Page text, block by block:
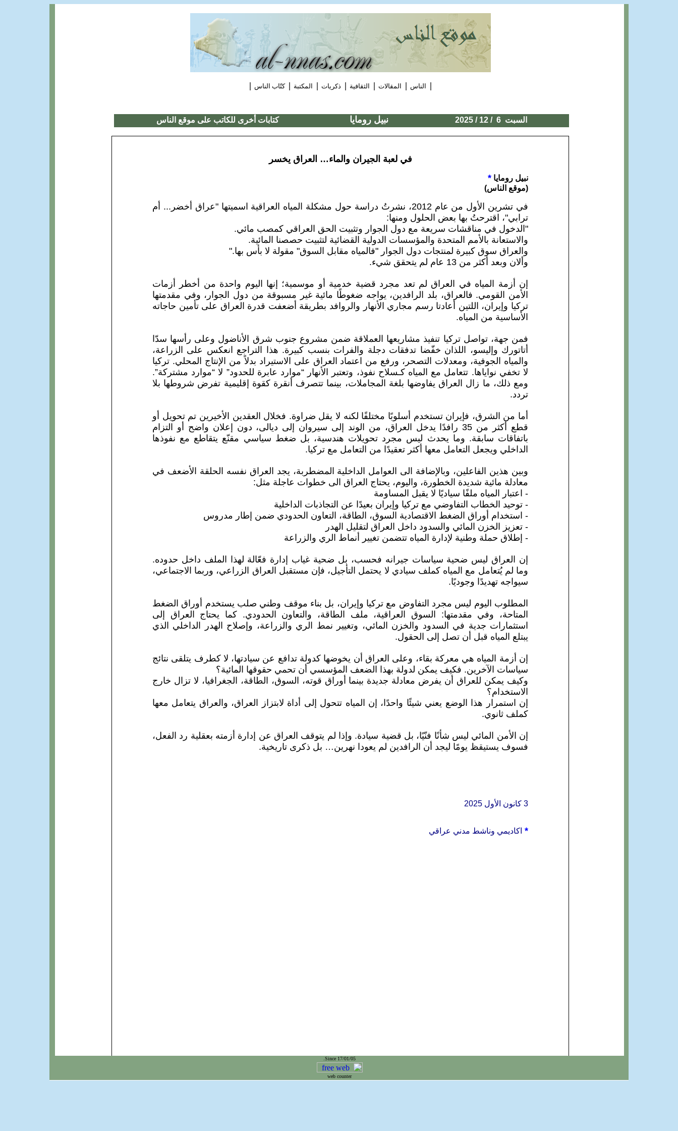
| الناس | المقالات | الثقافية | ذكريات | المكتبة | كتّاب الناس |
السبت 6 / 12 / 2025 نبيل رومايا كتابات أخرى للكاتب على موقع الناس
في لعبة الجيران والماء… العراق يخسر
نبيل رومايا *
(موقع الناس)
في تشرين الأول من عام 2012، نشرتُ دراسة حول مشكلة المياه العراقية اسميتها "عراق أخضر... أم
ترابي"، اقترحتُ بها بعض الحلول ومنها:
"الدخول في مناقشات سريعة مع دول الجوار وتثبيت الحق العراقي كمصب مائي.
والاستعانة بالأمم المتحدة والمؤسسات الدولية القضائية لتثبيت حصصنا المائية.
والعراق سوق كبيرة لمنتجات دول الجوار "فالمياه مقابل السوق" مقولة لا بأس بها."
وألان وبعد أكثر من 13 عام لم يتحقق شيء.
إن أزمة المياه في العراق لم تعد مجرد قضية خدمية أو موسمية؛ إنها اليوم واحدة من أخطر أزمات
الأمن القومي. فالعراق، بلد الرافدين، يواجه ضغوطًا مائية غير مسبوقة من دول الجوار، وفي مقدمتها
تركيا وإيران، اللتين أعادتا رسم مجاري الأنهار والروافد بطريقة أضعفت قدرة العراق على تأمين حاجاته
الأساسية من المياه.
فمن جهة، تواصل تركيا تنفيذ مشاريعها العملاقة ضمن مشروع جنوب شرق الأناضول وعلى رأسها سدّا
أتاتورك وإليسو، اللذان خفّضا تدفقات دجلة والفرات بنسب كبيرة. هذا التراجع انعكس على الزراعة،
والمياه الجوفية، ومعدلات التصحر، ورفع من اعتماد العراق على الاستيراد بدلاً من الإنتاج المحلي. تركيا
لا تخفي نواياها. تتعامل مع المياه كـسلاح نفوذ، وتعتبر الأنهار “موارد عابرة للحدود” لا “موارد مشتركة”.
ومع ذلك، ما زال العراق يفاوضها بلغة المجاملات، بينما تتصرف أنقرة كقوة إقليمية تفرض شروطها بلا
تردد.
أما من الشرق، فإيران تستخدم أسلوبًا مختلفًا لكنه لا يقل ضراوة. فخلال العقدين الأخيرين تم تحويل أو
قطع أكثر من 35 رافدًا يدخل العراق، من الوند إلى سيروان إلى ديالى، دون إعلان واضح أو التزام
باتفاقات سابقة. وما يحدث ليس مجرد تحويلات هندسية، بل ضغط سياسي مقنّع يتقاطع مع نفوذها
الداخلي ويجعل التعامل معها أكثر تعقيدًا من التعامل مع تركيا.
وبين هذين الفاعلين، وبالإضافة الى العوامل الداخلية المضطربة، يجد العراق نفسه الحلقة الأضعف في
معادلة مائية شديدة الخطورة، واليوم، يحتاج العراق الى خطوات عاجلة مثل:
- اعتبار المياه ملفًا سياديًا لا يقبل المساومة
- توحيد الخطاب التفاوضي مع تركيا وإيران بعيدًا عن التجاذبات الداخلية
- استخدام أوراق الضغط الاقتصادية السوق، الطاقة، التعاون الحدودي ضمن إطار مدروس
- تعزيز الخزن المائي والسدود داخل العراق لتقليل الهدر
- إطلاق حملة وطنية لإدارة المياه تتضمن تغيير أنماط الري والزراعة
إن العراق ليس ضحية سياسات جيرانه فحسب، بل ضحية غياب إدارة فعّالة لهذا الملف داخل حدوده.
وما لم يُتعامل مع المياه كملف سيادي لا يحتمل التأجيل، فإن مستقبل العراق الزراعي، وربما الاجتماعي،
سيواجه تهديدًا وجوديًا.
المطلوب اليوم ليس مجرد التفاوض مع تركيا وإيران، بل بناء موقف وطني صلب يستخدم أوراق الضغط
المتاحة، وفي مقدمتها: السوق العراقية، ملف الطاقة، والتعاون الحدودي. كما يحتاج العراق إلى
استثمارات جدية في السدود والخزن المائي، وتغيير نمط الري والزراعة، وإصلاح الهدر الداخلي الذي
يبتلع المياه قبل أن تصل إلى الحقول.
إن أزمة المياه هي معركة بقاء، وعلى العراق أن يخوضها كدولة تدافع عن سيادتها، لا كطرف يتلقى نتائج
سياسات الآخرين. فكيف يمكن لدولة بهذا الضعف المؤسسي أن تحمي حقوقها المائية؟
وكيف يمكن للعراق أن يفرض معادلة جديدة بينما أوراق قوته، السوق، الطاقة، الجغرافيا، لا تزال خارج
الاستخدام؟
إن استمرار هذا الوضع يعني شيئًا واحدًا، إن المياه تتحول إلى أداة لابتزاز العراق، والعراق يتعامل معها
كملف ثانوي.
إن الأمن المائي ليس شأنًا فنّيًا، بل قضية سيادة. وإذا لم يتوقف العراق عن إدارة أزمته بعقلية رد الفعل،
فسوف يستيقظ يومًا ليجد أن الرافدين لم يعودا نهرين… بل ذكرى تاريخية.
3 كانون الأول 2025
* اكاديمي وناشط مدني عراقي
web counter